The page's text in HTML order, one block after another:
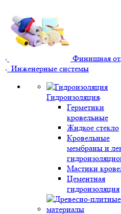
Финишная
Инженерные системы
Гидроизоляция
Герметики
кровельные
Жидкое стекло
Кровельные
мембраны и
Мастики
Цементная
гидроизоляция